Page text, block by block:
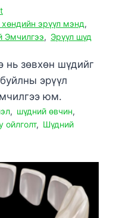
эрүүл мэнд,
Эмчилгээ, Эрүүл шүд
нь зөвхөн шүдийг
эрүүл
юм.
, шүдний өвчин,
ойлголт, Шүдний